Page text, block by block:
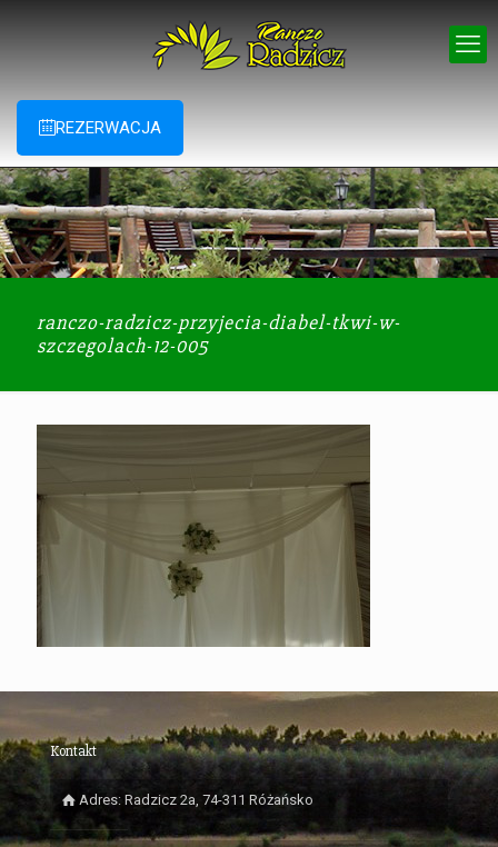
REZERWACJA
ranczo-radzicz-przyjecia-diabel-tkwi-w-
szczegolach-12-005
Kontakt
Adres: Radzicz 2a, 74-311 Różańsko